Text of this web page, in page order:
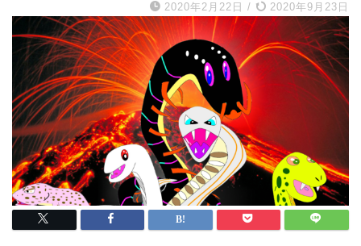
2020年2月22日 / 2020年9月23日